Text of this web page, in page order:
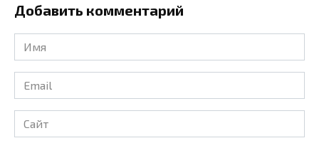
Добавить комментарий
Имя
*
Email
*
Сайт